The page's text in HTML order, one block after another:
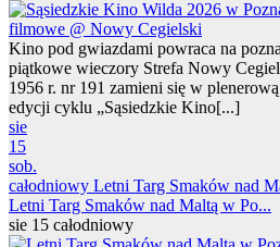
Kino pod gwiazdami powraca na
piątkowe wieczory Strefa Nowy
1956 r. nr 191 zamieni się w
edycji cyklu „Sąsiedzkie Kino[...]
sie
15
sob.
całodniowy Letni Targ Smaków nad
Letni Targ Smaków nad Maltą w Po...
sie 15 całodniowy